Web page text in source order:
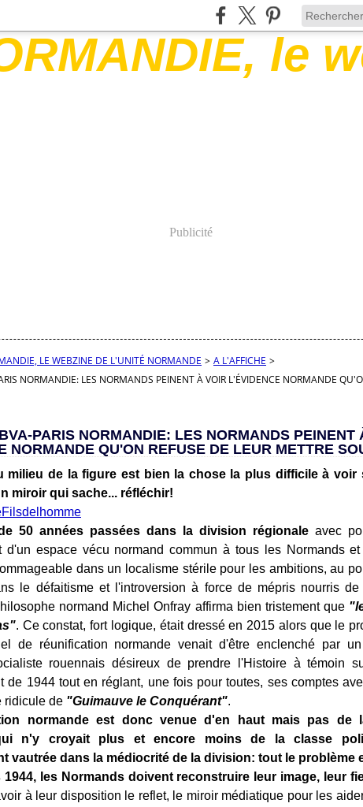
Publicité
LE WEBZINE DE L'UNITÉ NORMANDE > A L'AFFICHE >
NORMANDIE: LES NORMANDS PEINENT À VOIR L'ÉVIDENCE NORMANDE
PARIS NORMANDIE: LES NORMANDS PEINENT
NORMANDE QU'ON REFUSE DE LEUR METTRE
milieu de la figure est bien la chose la plus difficile à voir
miroir qui sache... réfléchir!
50 années passées dans la division régionale avec
d'un espace vécu normand commun à tous les Normands
dans un localisme stérile pour les ambitions, au
le défaitisme et l'introversion à force de mépris nourris
normand Michel Onfray affirma bien tristement que
. Ce constat, fort logique, était dressé en 2015 alors que le
de réunification normande venait d'être enclenché par
rouennais désireux de prendre l'Histoire à témoin
de 1944 tout en réglant, une fois pour toutes, ses comptes
ridicule de "Guimauve le Conquérant".
normande est donc venue d'en haut mais pas de
n'y croyait plus et encore moins de la classe
vautrée dans la médiocrité de la division: tout le problème
1944, les Normands doivent reconstruire leur image, leur
à leur disposition le reflet, le miroir médiatique pour les